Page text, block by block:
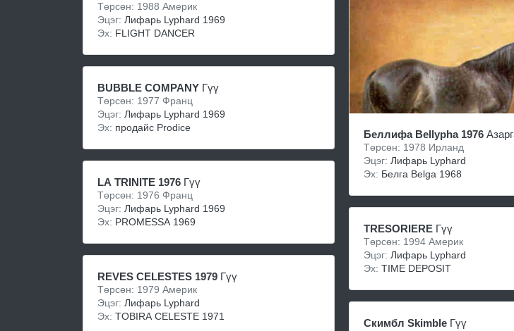
Төрсөн: 1988 Америк
Эцэг: Лифарь Lyphard 1969
Эх: FLIGHT DANCER
BUBBLE COMPANY Гүү
Төрсөн: 1977 Франц
Эцэг: Лифарь Lyphard 1969
Эх: продайс Prodice
LA TRINITE 1976 Гүү
Төрсөн: 1976 Франц
Эцэг: Лифарь Lyphard 1969
Эх: PROMESSA 1969
REVES CELESTES 1979 Гүү
Төрсөн: 1979 Америк
Эцэг: Лифарь Lyphard
Эх: TOBIRA CELESTE 1971
Беллифа Bellypha 1976
Төрсөн: 1978 Ирланд
Эцэг: Лифарь Lyphard
Эх: Белга Belga 1968
TRESORIERE Гүү
Төрсөн: 1994 Америк
Эцэг: Лифарь Lyphard
Эх: TIME DEPOSIT
Скимбл SkimbleГүү